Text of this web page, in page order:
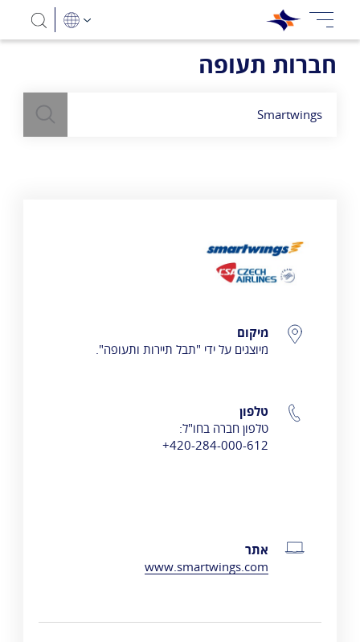
חברות תעופה
Smartwings
פרטי התקשרות
מיקום
מיוצגים על ידי "תבל תיירות ותעופה".
טלפון
טלפון חברה בחו"ל:
420-284-000-612+
אתר
www.smartwings.com